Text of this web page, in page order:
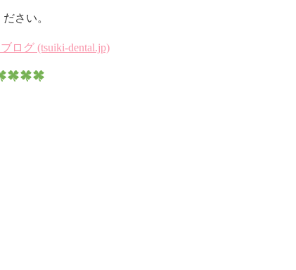
さい。
ログ (tsuiki-dental.jp)